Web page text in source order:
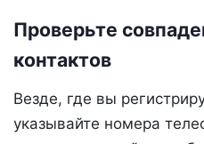
Проверьте
контактов
Везде, где вы
указывайте номера